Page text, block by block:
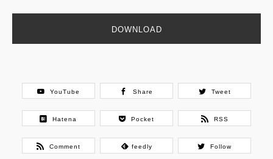
DOWNLOAD
YouTube Share Tweet
Hatena Pocket RSS
Comment feedly Follow